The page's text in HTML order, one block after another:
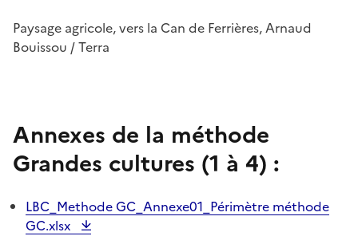
Paysage agricole, vers la Can de Ferrières, Arnaud
Bouissou / Terra
Annexes de la méthode
Grandes cultures (1 à 4) :
LBC_Methode GC_Annexe01_Périmètre méthode
GC.xlsx